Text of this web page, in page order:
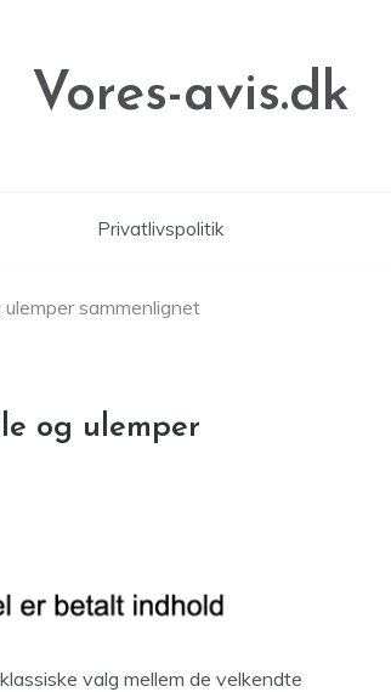
Vores-avis.dk
Privatlivspolitik
sammenlignet
og ulemper
valg mellem de velkendte